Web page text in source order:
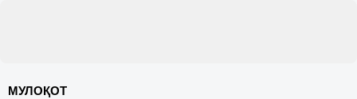
МУЛОҚОТ